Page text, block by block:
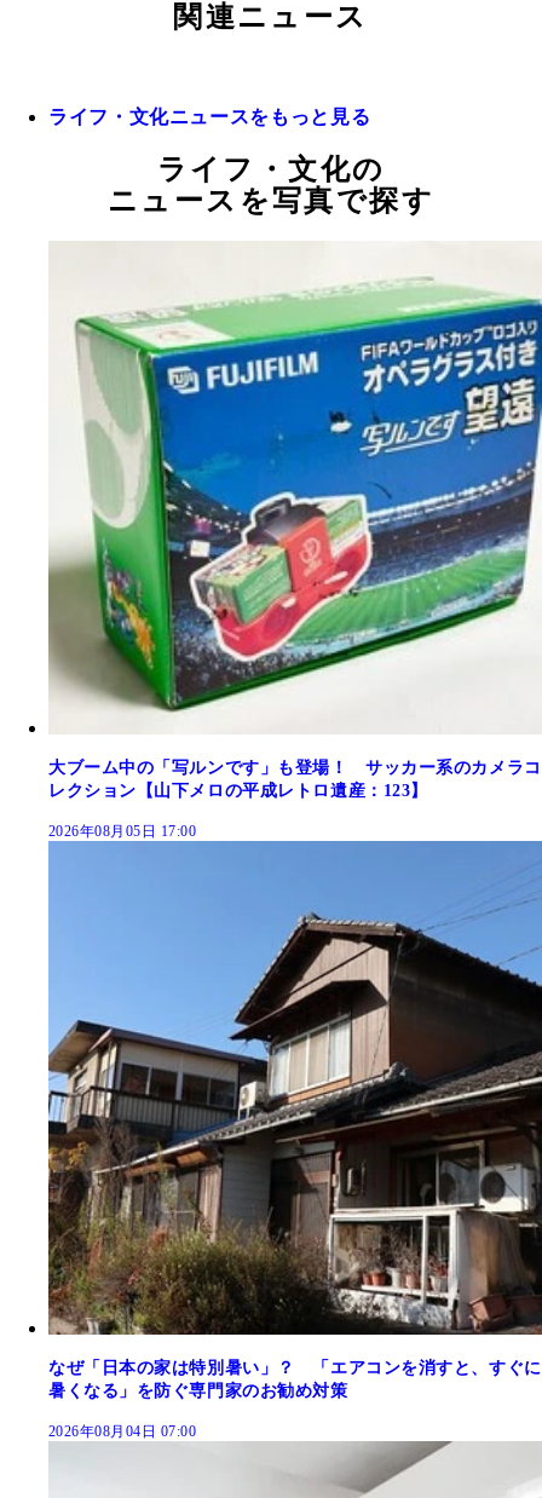
関連ニュース
ライフ・文化ニュースをもっと見る
ライフ・文化の
ニュースを写真で探す
大ブーム中の「写ルンです」も登場！ サッカー系のカメラコ
レクション【山下メロの平成レトロ遺産：123】
2026年08月05日 17:00
なぜ「日本の家は特別暑い」？ 「エアコンを消すと、すぐに
暑くなる」を防ぐ専門家のお勧め対策
2026年08月04日 07:00